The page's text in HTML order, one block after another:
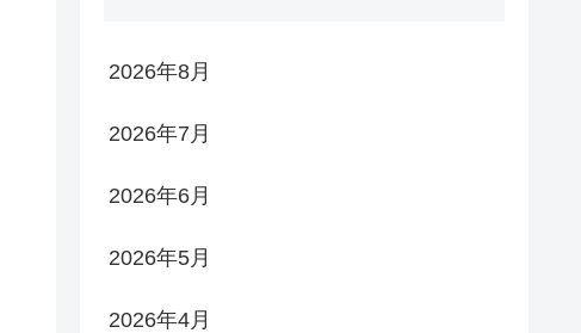
2026年8月
2026年7月
2026年6月
2026年5月
2026年4月